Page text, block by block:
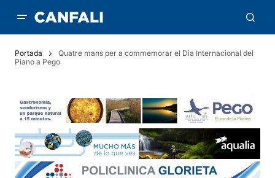
Portada
Quatre mans per a commemorar el Dia Internacional del
Piano a Pego